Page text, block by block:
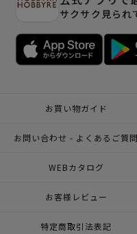
サクサク見られ
お買い物ガイド
お問い合わせ - よくあるご質問
WEBカタログ
お客様レビュー
特定商取引法表記